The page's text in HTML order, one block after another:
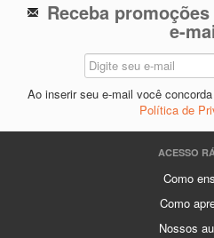
Receba
e-
Ao inserir seu e-mail você
Política de
ACESSO
Como
Como
Nossos